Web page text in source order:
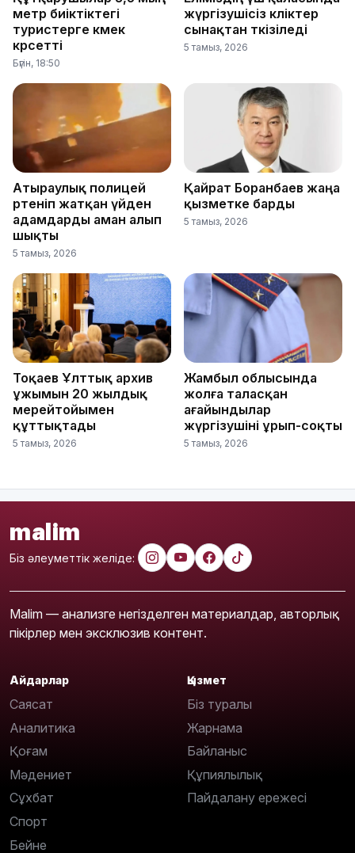
метр биіктіктегі
туристерге көмек
көрсетті
Бүгін, 18:50
жүргізушісіз көліктер
сынақтан өткізіледі
5 тамыз, 2026
Атыраулық полицей
өртеніп жатқан үйден
адамдарды аман алып
шықты
5 тамыз, 2026
Қайрат Боранбаев жаңа
қызметке барды
5 тамыз, 2026
Тоқаев Ұлттық архив
ұжымын 20 жылдық
мерейтойымен
құттықтады
5 тамыз, 2026
Жамбыл облысында
жолға таласқан
ағайындылар
жүргізушіні ұрып-соқты
5 тамыз, 2026
malim
Біз әлеуметтік желіде:
Malim — анализге негізделген материалдар, авторлық
пікірлер мен эксклюзив контент.
Айдарлар
Саясат
Аналитика
Қоғам
Мәдениет
Сұхбат
Спорт
Бейне
Қызмет
Біз туралы
Жарнама
Байланыс
Құпиялылық
Пайдалану ережесі